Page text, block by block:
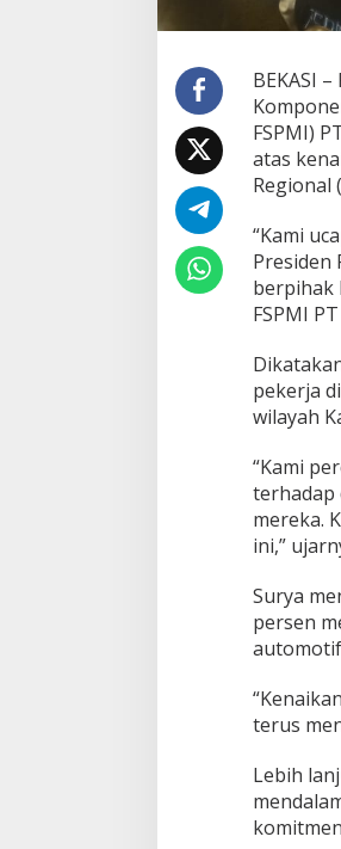
BEKASI
FSPMI)
atas
Regional
“Kami
Presiden
berpihak
FSPMI
pekerja
wilayah
“Kami
terhadap
mereka.
ini,”
Surya
persen
terus
Lebih